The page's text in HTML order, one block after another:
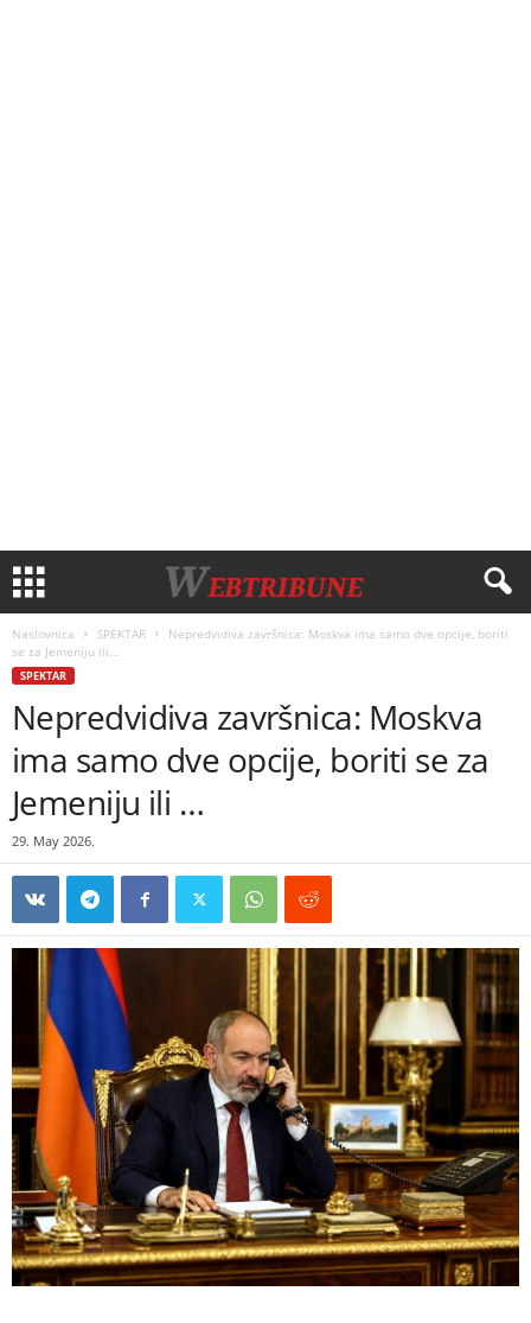
Naslovnica SPEKTAR
Nepredvidiva završnica: Moskva ima samo dve opcije, boriti
se za Jemeniju ili...
SPEKTAR
Nepredvidiva završnica: Moskva
ima samo dve opcije, boriti se za
Jemeniju ili …
29. May 2026.